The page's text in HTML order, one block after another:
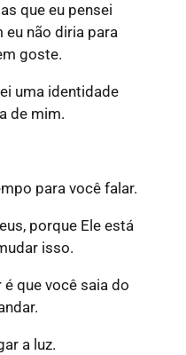
que eu pensei
eu não diria para
goste.
uma identidade
de mim.
para você falar.
porque Ele está
isso.
é que você saia do
a luz.